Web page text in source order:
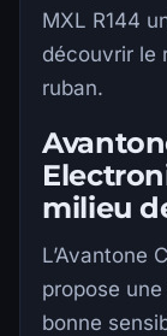
MXL R144
découvrir le
ruban.
milieu
L’Avantone
propose
bonne